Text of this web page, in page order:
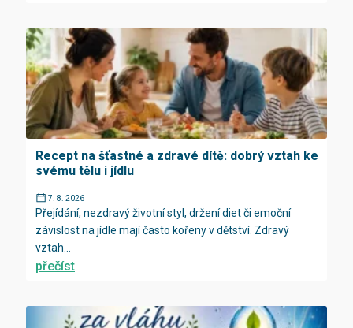
Recept na šťastné a zdravé dítě: dobrý vztah ke
svému tělu i jídlu
7. 8. 2026
Přejídání, nezdravý životní styl, držení diet či emoční
závislost na jídle mají často kořeny v dětství. Zdravý
vztah...
přečíst